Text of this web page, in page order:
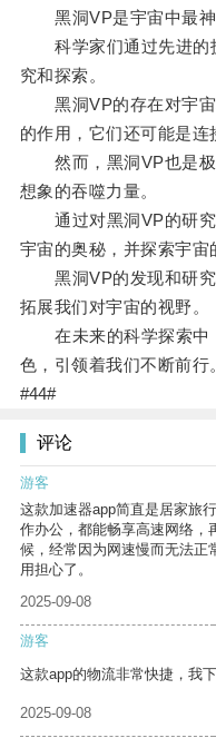
黑洞VP是宇宙中最神
科学家们通过先进的
究和探索。
黑洞VP的存在对宇宙
的作用，它们还可能是连
然而，黑洞VP也是极
想象的吞噬力量。
通过对黑洞VP的研究
宇宙的奥秘，并探索宇宙
黑洞VP的发现和研究
拓展我们对宇宙的视野。
在未来的科学探索中
色，引领着我们不断前行
#44#
评论
游客
这款加速器app简直是居家旅
作办公，都能畅享高速网络，
候，经常因为网速慢而无法正
用担心了。
2025-09-08
游客
这款app的物流非常快捷，我
2025-09-08